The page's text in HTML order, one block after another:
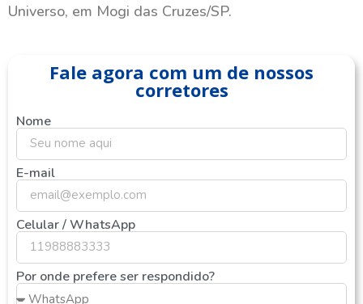
Universo, em Mogi das Cruzes/SP.
Fale agora com um de nossos
corretores
Nome
E-mail
Celular / WhatsApp
Por onde prefere ser respondido?